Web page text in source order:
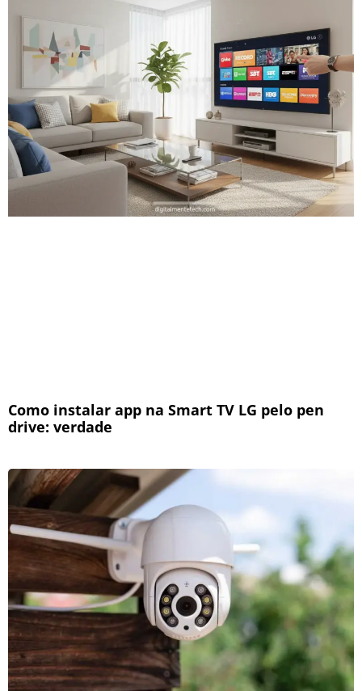
Como instalar app na Smart TV LG pelo pen
drive: verdade